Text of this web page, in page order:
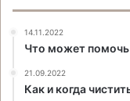
14.11.2022
Что может помочь
21.09.2022
Как и когда